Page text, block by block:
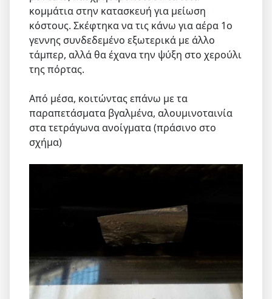
κομμάτια στην κατασκευή για μείωση
κόστους. Σκέφτηκα να τις κάνω για αέρα 1ο
γεννης συνδεδεμένο εξωτερικά με άλλο
τάμπερ, αλλά θα έχανα την ψύξη στο χερούλι
της πόρτας.
Από μέσα, κοιτώντας επάνω με τα
παραπετάσματα βγαλμένα, αλουμινοταινία
στα τετράγωνα ανοίγματα (πράσινο στο
σχήμα)